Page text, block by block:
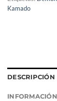
Kamado
DESCRIPCIÓN